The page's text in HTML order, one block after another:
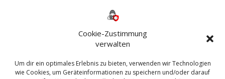
Cookie-Zustimmung
verwalten
Um dir ein optimales Erlebnis zu bieten, verwenden wir Technologien
wie Cookies, um Geräteinformationen zu speichern und/oder darauf
Bautagebuch
Exchange firewall Fritzbox
Microsoft
Sanierung SBS Security Server Sicherheit